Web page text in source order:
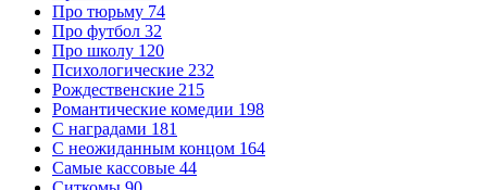
Про тюрьму 74
Про футбол 32
Про школу 120
Психологические 232
Рождественские 215
Романтические комедии 198
С наградами 181
С неожиданным концом 164
Самые кассовые 44